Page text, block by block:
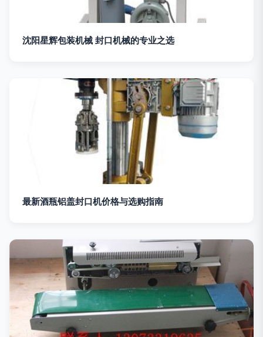
沈阳星辉包装机械 封口机械的专业之选
最新酒瓶铝盖封口机价格与选购指南